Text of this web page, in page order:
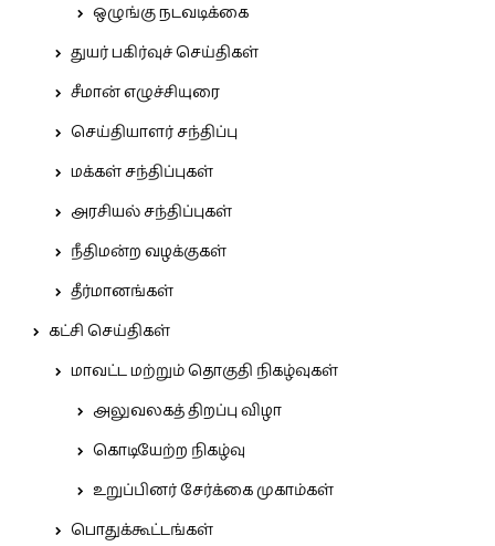
ஒழுங்கு நடவடிக்கை
துயர் பகிர்வுச் செய்திகள்
சீமான் எழுச்சியுரை
செய்தியாளர் சந்திப்பு
மக்கள் சந்திப்புகள்
அரசியல் சந்திப்புகள்
நீதிமன்ற வழக்குகள்
தீர்மானங்கள்
கட்சி செய்திகள்
மாவட்ட மற்றும் தொகுதி நிகழ்வுகள்
அலுவலகத் திறப்பு விழா
கொடியேற்ற நிகழ்வு
உறுப்பினர் சேர்க்கை முகாம்கள்
பொதுக்கூட்டங்கள்